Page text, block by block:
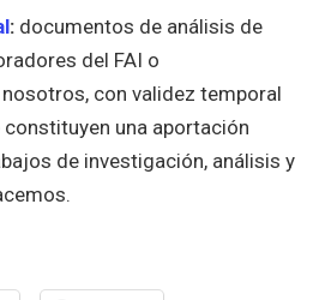
: documentos de análisis de
del FAI o
con validez temporal
una aportación
de investigación, análisis y